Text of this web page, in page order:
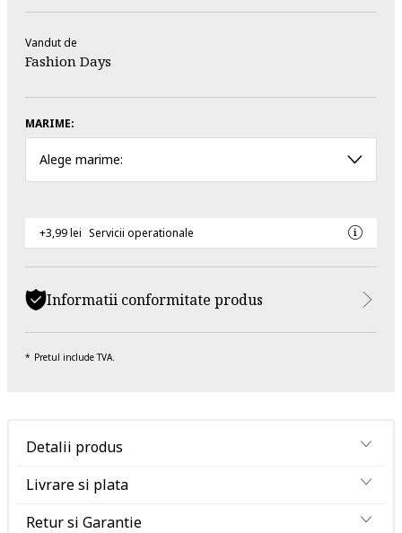
Vandut de
Fashion Days
MARIME:
Alege marime:
+3,99 lei Servicii operationale
Informatii conformitate produs
Pretul include TVA.
Detalii produs
Livrare si plata
Retur si Garantie